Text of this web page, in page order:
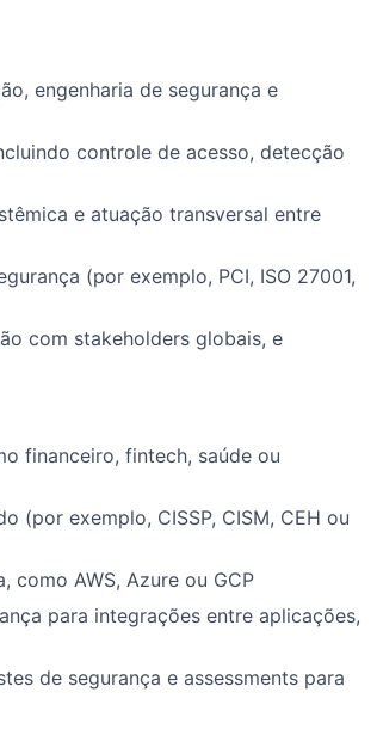
engenharia de segurança e
controle de acesso, detecção
e atuação transversal entre
(por exemplo, PCI, ISO 27001,
com stakeholders globais, e
financeiro, fintech, saúde ou
(por exemplo, CISSP, CISM, CEH ou
como AWS, Azure ou GCP
para integrações entre aplicações,
de segurança e assessments para